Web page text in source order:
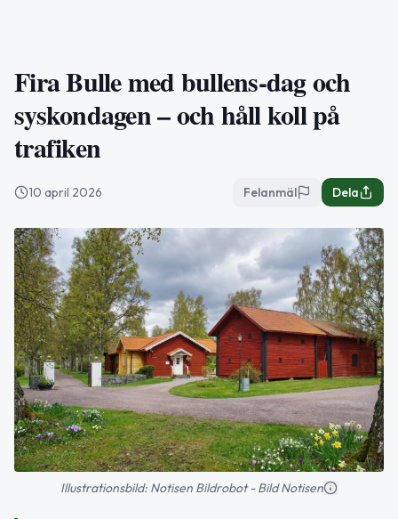
Fira Bulle med bullens-dag och
syskondagen – och håll koll på
trafiken
10 april 2026 Felanmäl Dela
Illustrationsbild: Notisen Bildrobot - Bild Notisen